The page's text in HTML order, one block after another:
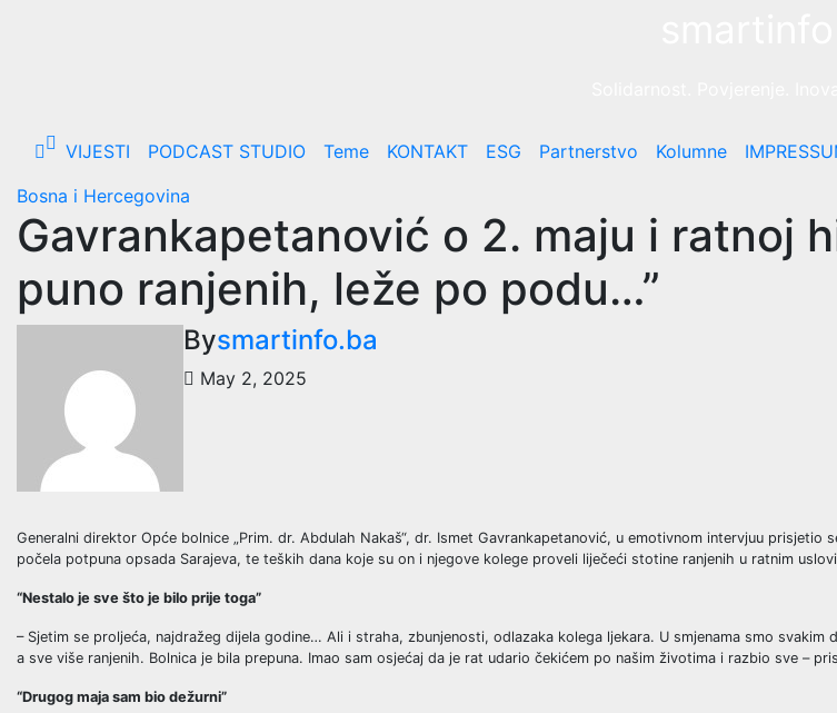
VIJESTI PODCAST STUDIO Teme KONTAKT ESG Partnerstvo Kolumne
Bosna i Hercegovina
Gavrankapetanović o 2. maju i ratnoj
puno ranjenih, leže po podu…”
Bysmartinfo.ba
May 2, 2025
Generalni direktor Opće bolnice „Prim. dr. Abdulah Nakaš“, dr. Ismet Gavrankapetanović, u emotivnom intervjuu prisjetio
počela potpuna opsada Sarajeva, te teških dana koje su on i njegove kolege proveli liječeći stotine ranjenih u ratnim
“Nestalo je sve što je bilo prije toga”
– Sjetim se proljeća, najdražeg dijela godine… Ali i straha, zbunjenosti, odlazaka kolega ljekara. U smjenama smo svakim
a sve više ranjenih. Bolnica je bila prepuna. Imao sam osjećaj da je rat udario čekićem po našim životima i razbio sve –
“Drugog maja sam bio dežurni”